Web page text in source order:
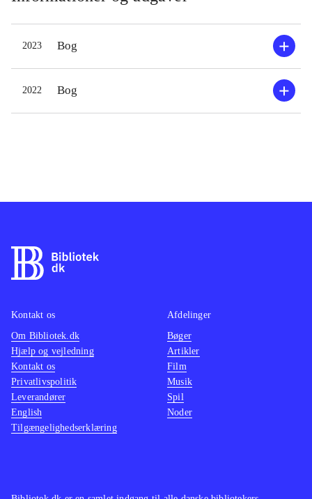
2023 Bog
2022 Bog
Kontakt os
Om Bibliotek.dk
Hjælp og vejledning
Kontakt os
Privatlivspolitik
Leverandører
English
Tilgængelighedserklæring
Afdelinger
Bøger
Artikler
Film
Musik
Spil
Noder